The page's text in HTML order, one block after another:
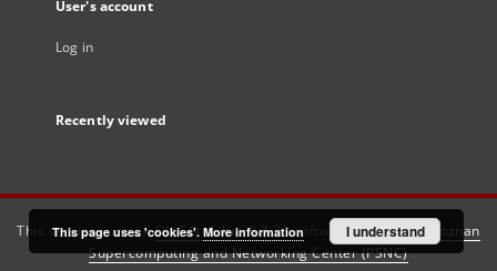
User's account
Log in
Recently viewed
This service runs onDInGO dLibra 6.3.21software created by
Poznan
Supercomputing and Networking Center (PSNC)
This page uses 'cookies'. More information I understand